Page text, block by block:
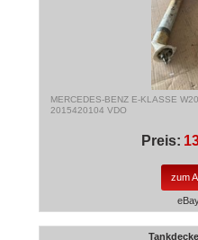
MERCEDES-BENZ E-KLASSE
2015420104 VDO
Preis:
zum